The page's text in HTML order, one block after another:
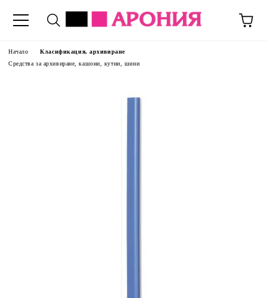
Начало
Класификация, архивиране
Средства за архивиране, кашони, кутии, шини